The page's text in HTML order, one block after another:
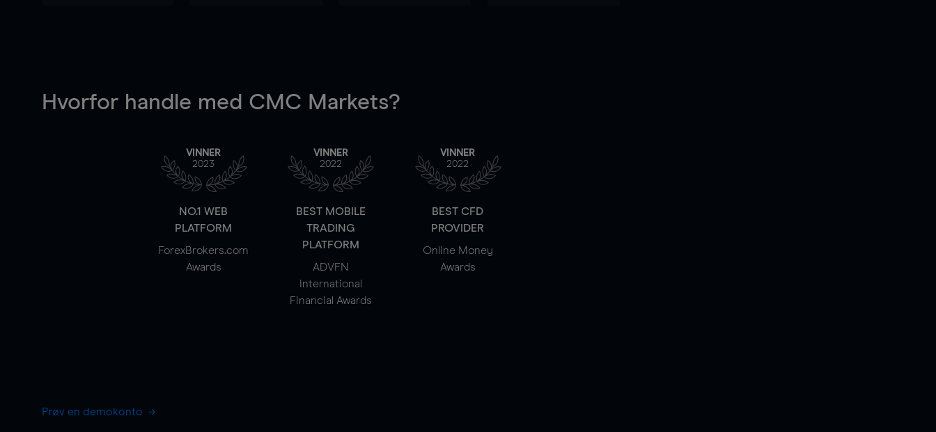
Hvorfor handle med CMC Markets?
VINNER
2023
NO.1 WEB
PLATFORM
ForexBrokers.com
Awards
VINNER
2022
BEST MOBILE
TRADING
PLATFORM
ADVFN
International
Financial Awards
VINNER
2022
BEST CFD
PROVIDER
Online Money
Awards
Prøv en demokonto